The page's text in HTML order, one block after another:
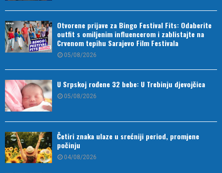
Otvorene prijave za Bingo Festival Fits: Odaberite
outfit s omiljenim influencerom i zablistajte na
Crvenom tepihu Sarajevo Film Festivala
05/08/2026
U Srpskoj rođene 32 bebe: U Trebinju djevojčica
05/08/2026
Četiri znaka ulaze u srećniji period, promjene
počinju
04/08/2026